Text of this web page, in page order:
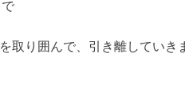
取り囲んで、引き離していき